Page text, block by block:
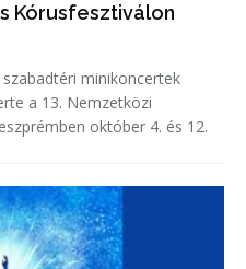
Kórusfesztiválon
minikoncertek
a 13. Nemzetközi
október 4. és 12.